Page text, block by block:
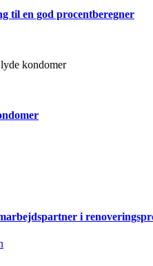
til en god procentberegner
i